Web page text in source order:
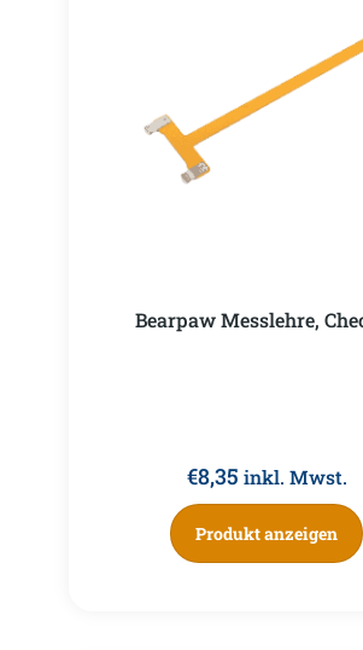
Bearpaw Messlehre,
€8,35 inkl. Mwst.
Produkt anzeigen